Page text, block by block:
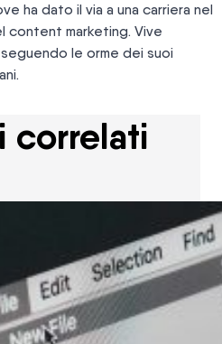
ha dato il via a una carriera nel
content marketing. Vive
le orme dei suoi
correlati